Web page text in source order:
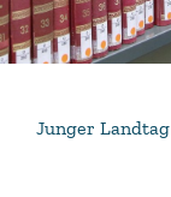
Junger Landtag